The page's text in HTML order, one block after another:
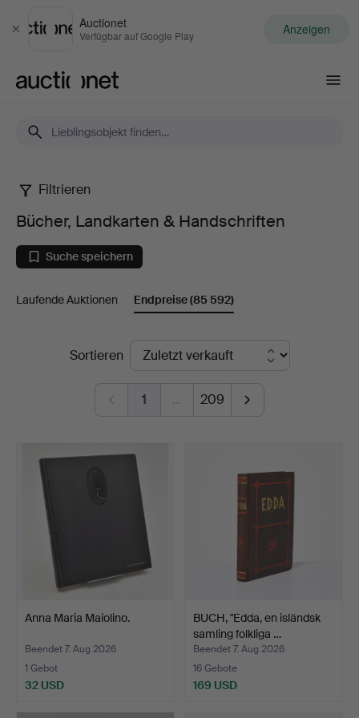
Schließen
Auctionet
Verfügbar auf Google Play Anzeigen
Bücher,
Landkarten
&
Handschriften
Filtrieren
Bücher, Landkarten & Handschriften
Suche speichern
Laufende Auktionen Endpreise(85 592)
EndpreiseSortieren
1 … 209
Anna Maria Maiolino.
Beendet 7. Aug 2026
1 Gebot
32 USD
BUCH, "Edda, en isländsk
samling folkliga …
Beendet 7. Aug 2026
16 Gebote
169 USD